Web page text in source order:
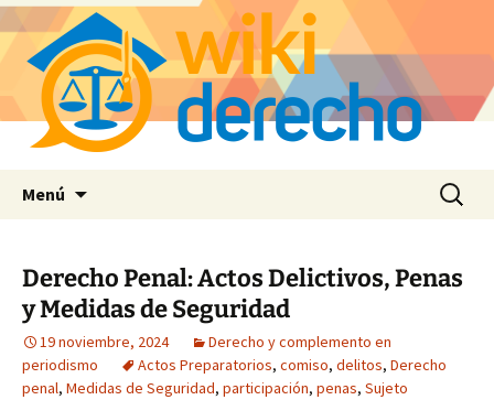
Menú Buscar:
Derecho Penal: Actos Delictivos, Penas
y Medidas de Seguridad
19 noviembre, 2024
Derecho y complemento en
periodismo
Actos Preparatorios, comiso, delitos, Derecho
penal, Medidas de Seguridad, participación, penas, Sujeto